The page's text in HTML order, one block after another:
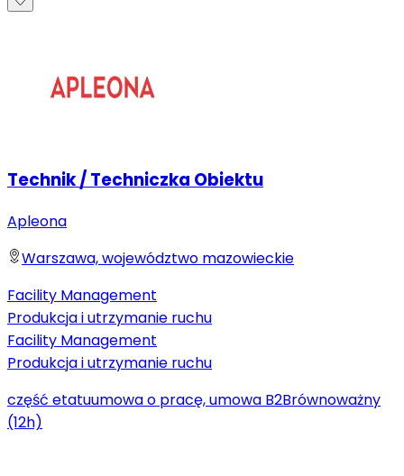
Technik / Techniczka Obiektu
Apleona
Warszawa, województwo mazowieckie
Facility Management
Produkcja i utrzymanie ruchu
Facility Management
Produkcja i utrzymanie ruchu
część etatuumowa o pracę, umowa B2Brównoważny
(12h)